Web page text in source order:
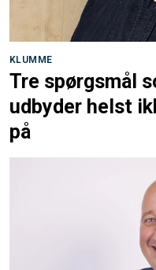
KLUMME
Tre spørgsmål
udbyder helst
på